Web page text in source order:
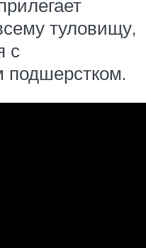
туловищу,
с
подшерстком.